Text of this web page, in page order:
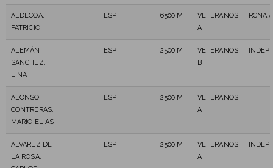
ALDECOA,
PATRICIO
ESP 6500 M
VETERANOS
A
RCNA
ALEMÁN
SÁNCHEZ,
LINA
ESP 2500 M
VETERANOS
B
ALONSO
CONTRERAS,
MARIO ELIAS
ESP 2500 M
VETERANOS
A
ALVAREZ DE
LA ROSA,
ESP 2500 M
VETERANOS
A